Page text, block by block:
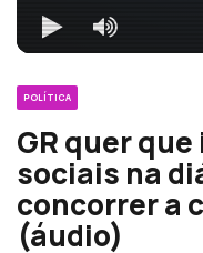
POLÍTICA
GR quer
sociais na
concorrer a
(áudio)